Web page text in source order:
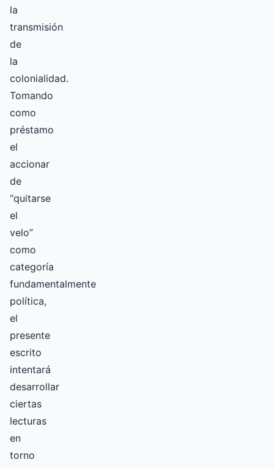
la
transmisión
de
la
colonialidad.
Tomando
como
préstamo
el
accionar
de
“quitarse
el
velo”
como
categoría
fundamentalmente
política,
el
presente
escrito
intentará
desarrollar
ciertas
lecturas
en
torno